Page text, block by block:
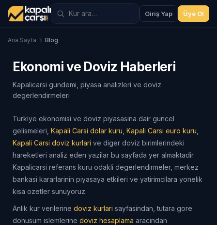
Giriş Yap Üye Ol
Ana Sayfa Blog
Ekonomi ve Doviz Haberleri
Kapalicarsi gundemi, piyasa analizleri ve doviz
degerlendirmeleri
Turkiye ekonomisi ve doviz piyasasina dair guncel
gelismeleri, Kapali Carsi dolar kuru Kapali Carsi euro kuru
Kapali Carsi doviz kurlari ve diger doviz birimlerindeki
hareketleri analiz eden yazilar bu sayfada yer almaktadir.
Kapalicarsi referans kuru odakli degerlendirmeler, merkez
bankasi kararlarinin piyasaya etkileri ve yatirimcilara yonelik
kisa ozetler sunuyoruz.
Anlik kur verilerine doviz kurlari sayfasindan, tutara gore
donusum islemlerine doviz hesaplama aracindan